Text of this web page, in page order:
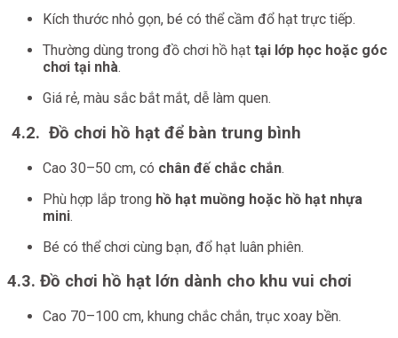
Kích thước nhỏ gọn, bé có thể cầm đổ hạt trực tiếp.
Thường dùng trong đồ chơi hồ hạt tại lớp học hoặc góc
chơi tại nhà.
Giá rẻ, màu sắc bắt mắt, dễ làm quen.
4.2. Đồ chơi hồ hạt để bàn trung bình
Cao 30–50 cm, có chân đế chắc chắn.
Phù hợp lắp trong hồ hạt muồng hoặc hồ hạt nhựa
mini.
Bé có thể chơi cùng bạn, đổ hạt luân phiên.
4.3. Đồ chơi hồ hạt lớn dành cho khu vui chơi
Cao 70–100 cm, khung chắc chắn, trục xoay bền.